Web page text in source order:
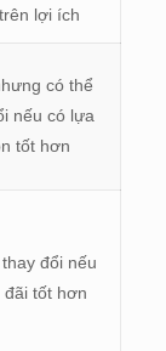
lợi ích
có thể
nếu có lựa
tốt hơn
đổi nếu
đãi tốt hơn